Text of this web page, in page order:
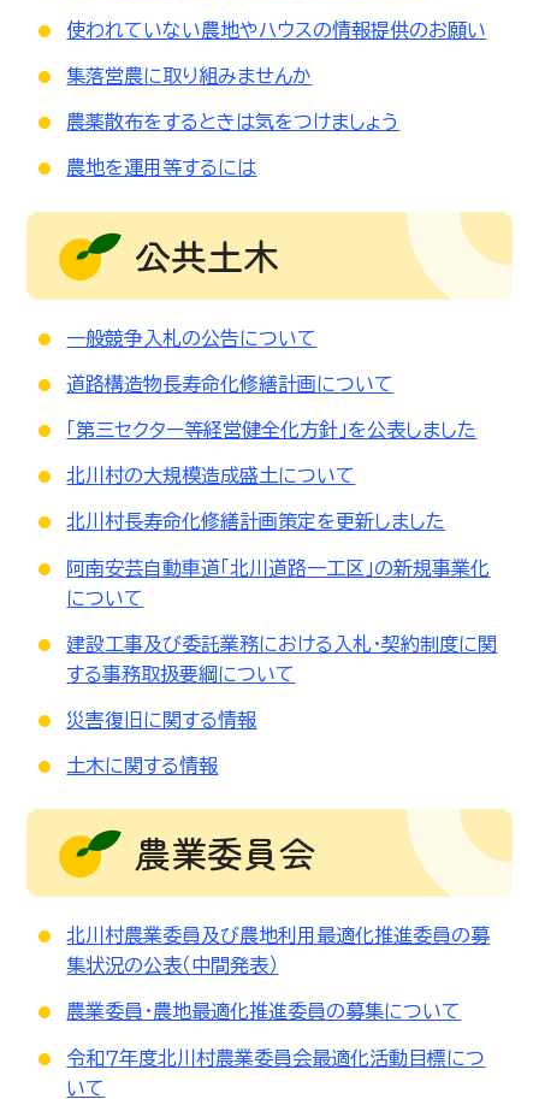
使われていない農地やハウスの情報提供のお願い
集落営農に取り組みませんか
農薬散布をするときは気をつけましょう
農地を運用等するには
公共土木
一般競争入札の公告について
道路構造物長寿命化修繕計画について
「第三セクター等経営健全化方針」を公表しました
北川村の大規模造成盛土について
北川村長寿命化修繕計画策定を更新しました
阿南安芸自動車道「北川道路一工区」の新規事業化
について
建設工事及び委託業務における入札・契約制度に関
する事務取扱要綱について
災害復旧に関する情報
土木に関する情報
農業委員会
北川村農業委員及び農地利用最適化推進委員の募
集状況の公表（中間発表）
農業委員・農地最適化推進委員の募集について
令和７年度北川村農業委員会最適化活動目標につ
いて